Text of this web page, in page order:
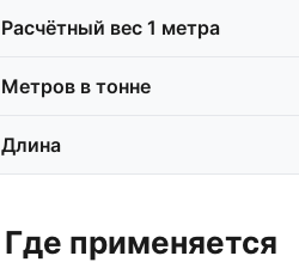
Расчётный вес 1 метра
Метров в тонне
Длина
Где применяется